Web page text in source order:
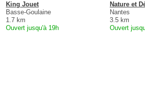
King Jouet
Basse-Goulaine
1.7 km
Ouvert jusqu'à 19h
Nature et
Nantes
3.5 km
Ouvert